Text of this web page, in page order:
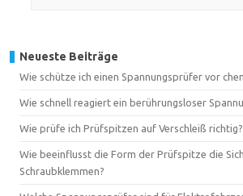
Neueste Beiträge
Wie schütze ich einen Spannungsprüfer vor
Wie schnell reagiert ein berührungsloser
Wie prüfe ich Prüfspitzen auf Verschleiß richtig?
Wie beeinflusst die Form der Prüfspitze die
Schraubklemmen?